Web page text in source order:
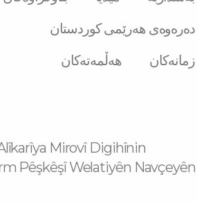
دەرەوەی هەرێمی کوردستان
هەڵمەتەکان
زمانەکان
Mirovî Digihînin
Pêşkêşî Welatiyên Navçeyên